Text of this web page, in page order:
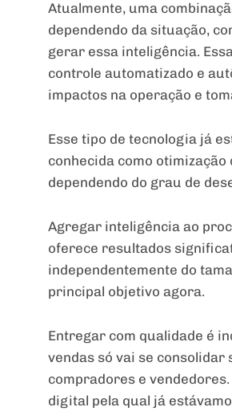
Atualmente, uma
dependendo da situação,
gerar essa inteligência.
controle automatizado e
impactos na operação e
Esse tipo de tecnologia já
conhecida como
dependendo do grau de
Agregar inteligência ao
oferece resultados
independentemente do
principal objetivo agora.
Entregar com qualidade é
vendas só vai se
compradores e
digital pela qual já